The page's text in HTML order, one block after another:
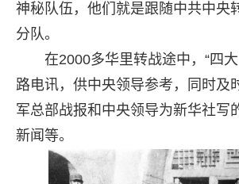
神秘队伍，他们就是跟随中共中央
分队。
在2000多华里转战途中，“四大
路电讯，供中央领导参考，同时及
军总部战报和中央领导为新华社写
新闻等。